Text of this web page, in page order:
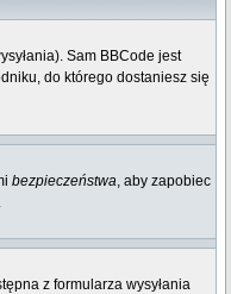
Sam BBCode jest
do którego dostaniesz się
bezpieczeństwa, aby zapobiec
z formularza wysyłania